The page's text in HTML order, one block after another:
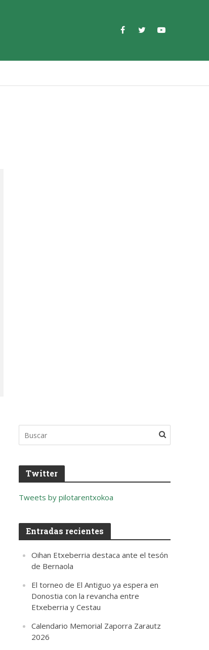
Twitter
Tweets by pilotarentxokoa
Entradas recientes
Oihan Etxeberria destaca ante el tesón
de Bernaola
El torneo de El Antiguo ya espera en
Donostia con la revancha entre
Etxeberria y Cestau
Calendario Memorial Zaporra Zarautz
2026